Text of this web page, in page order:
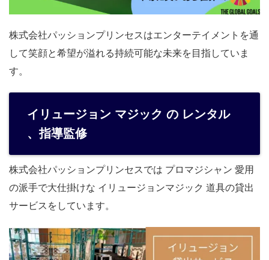
株式会社パッションプリンセスはエンターテイメントを通
して笑顔と希望が溢れる持続可能な未来を目指していま
す。
イリュージョン マジック の レンタル
、指導監修
株式会社パッションプリンセスでは プロマジシャン 愛用
の派手で大仕掛けな イリュージョンマジック 道具の貸出
サービスをしています。